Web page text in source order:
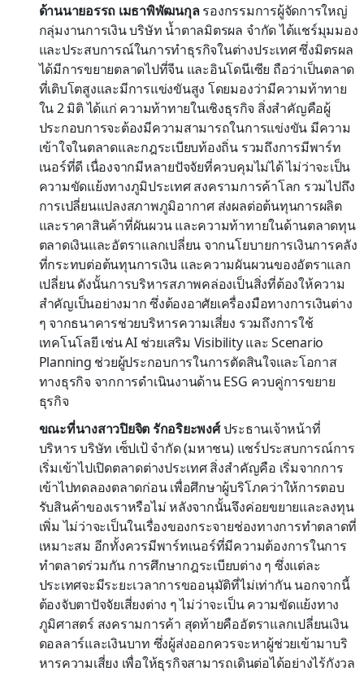
ด้านนายอรรถ เมธาพิพัฒนกุลรองกรรมการผู้จัดการใหญ่
กลุ่มงานการเงิน บริษัท น้ำตาลมิตรผล จำกัด ได้แชร์มุมมอง
และประสบการณ์ในการทำธุรกิจในต่างประเทศ ซึ่งมิตรผล
ได้มีการขยายตลาดไปที่จีน และอินโดนีเซีย ถือว่าเป็นตลาด
ที่เติบโตสูงและมีการแข่งขันสูง โดยมองว่ามีความท้าทาย
ใน 2 มิติ ได้แก่ ความท้าทายในเชิงธุรกิจ สิ่งสำคัญคือผู้
ประกอบการจะต้องมีความสามารถในการแข่งขัน มีความ
เข้าใจในตลาดและกฎระเบียบท้องถิ่น รวมถึงการมีพาร์ท
เนอร์ที่ดี เนื่องจากมีหลายปัจจัยที่ควบคุมไม่ได้ ไม่ว่าจะเป็น
ความขัดแย้งทางภูมิประเทศ สงครามการค้าโลก รวมไปถึง
การเปลี่ยนแปลงสภาพภูมิอากาศ ส่งผลต่อต้นทุนการผลิต
และราคาสินค้าที่ผันผวน และความท้าทายในด้านตลาดทุน
ตลาดเงินและอัตราแลกเปลี่ยน จากนโยบายการเงินการคลัง
ที่กระทบต่อต้นทุนการเงิน และความผันผวนของอัตราแลก
เปลี่ยน ดังนั้นการบริหารสภาพคล่องเป็นสิ่งที่ต้องให้ความ
สำคัญเป็นอย่างมาก ซึ่งต้องอาศัยเครื่องมือทางการเงินต่าง
ๆ จากธนาคารช่วยบริหารความเสี่ยง รวมถึงการใช้
เทคโนโลยี เช่น AI ช่วยเสริม Visibility และ Scenario
Planning ช่วยผู้ประกอบการในการตัดสินใจและโอกาส
ทางธุรกิจ จากการดำเนินงานด้าน ESG ควบคู่การขยาย
ธุรกิจ
ขณะที่นางสาวปิยจิต รักอริยะพงศ์ประธานเจ้าหน้าที่
บริหาร บริษัท เซ็ปเป้ จำกัด (มหาชน) แชร์ประสบการณ์การ
เริ่มเข้าไปเปิดตลาดต่างประเทศ สิ่งสำคัญคือ เริ่มจากการ
เข้าไปทดลองตลาดก่อน เพื่อศึกษาผู้บริโภคว่าให้การตอบ
รับสินค้าของเราหรือไม่ หลังจากนั้นจึงค่อยขยายและลงทุน
เพิ่ม ไม่ว่าจะเป็นในเรื่องของกระจายช่องทางการทำตลาดที่
เหมาะสม อีกทั้งควรมีพาร์ทเนอร์ที่มีความต้องการในการ
ทำตลาดร่วมกัน การศึกษากฎระเบียบต่าง ๆ ซึ่งแต่ละ
ประเทศจะมีระยะเวลาการขออนุมัติที่ไม่เท่ากัน นอกจากนี้
ต้องจับตาปัจจัยเสี่ยงต่าง ๆ ไม่ว่าจะเป็น ความขัดแย้งทาง
ภูมิศาสตร์ สงครามการค้า สุดท้ายคืออัตราแลกเปลี่ยนเงิน
ดอลลาร์และเงินบาท ซึ่งผู้ส่งออกควรจะหาผู้ช่วยเข้ามาบริ
หารความเสี่ยง เพื่อให้ธุรกิจสามารถเดินต่อได้อย่างไร้กังวล